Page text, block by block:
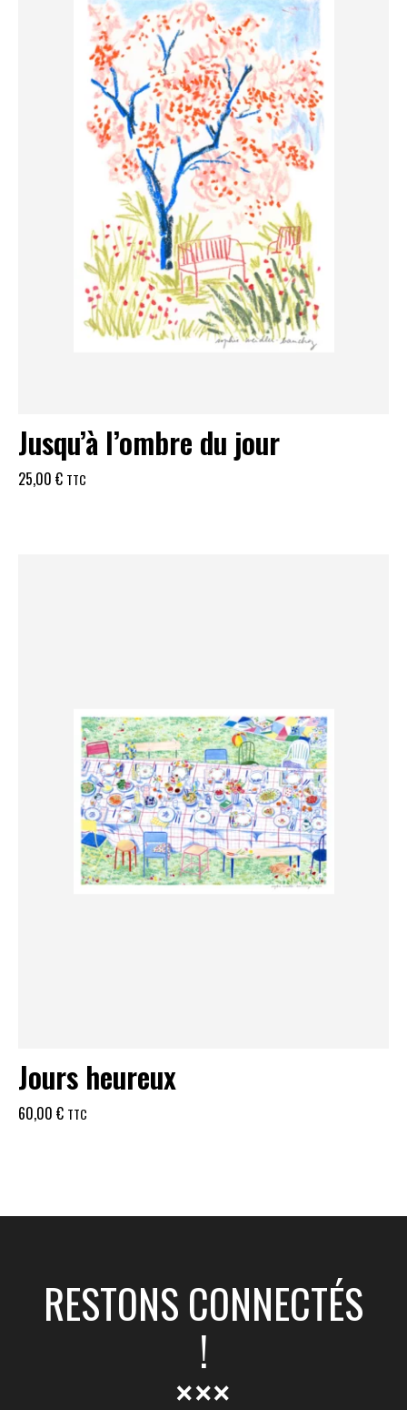
Jusqu’à l’ombre du jour
25,00 € TTC
Jours heureux
60,00 € TTC
RESTONS CONNECTÉS
!